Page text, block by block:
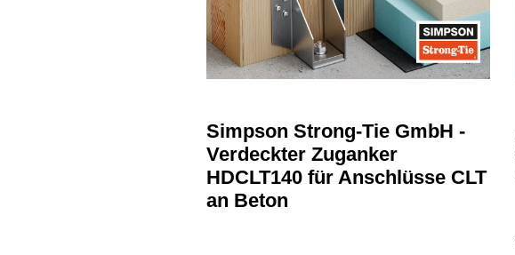
Simpson Strong-Tie GmbH -
Verdeckter Zuganker
HDCLT140 für Anschlüsse CLT
an Beton